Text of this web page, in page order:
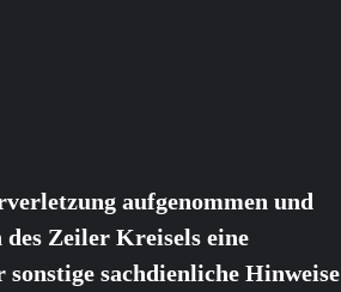
aufgenommen und
Zeiler Kreisels eine
sachdienliche Hinweise